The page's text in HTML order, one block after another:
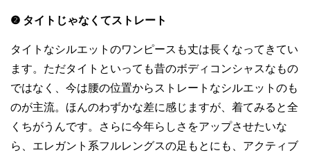
❷ タイトじゃなくてストレート
タイトなシルエットのワンピースも丈は長くなってきてい
ます。ただタイトといっても昔のボディコンシャスなもの
ではなく、今は腰の位置からストレートなシルエットのも
のが主流。ほんのわずかな差に感じますが、着てみると全
くちがうんです。さらに今年らしさをアップさせたいな
ら、エレガント系フルレングスの足もとにも、アクティブ